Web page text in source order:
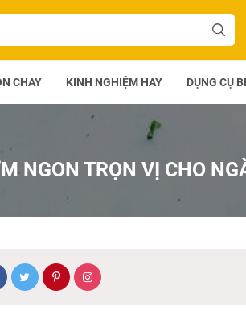
CHAY KINH NGHIỆM HAY DỤNG CỤ
NGON TRỌN VỊ CHO